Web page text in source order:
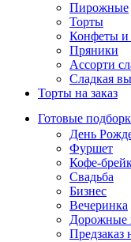
Пирожные
Торты
Конфеты и
Пряники
Ассорти
Сладкая
Торты на заказ
Готовые
День
Фуршет
Кофе-
Свадьба
Бизнес
Вечеринка
Дорожные
Предзаказ